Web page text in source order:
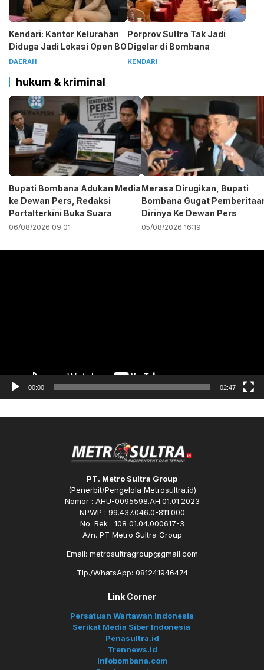
Kendari: Kantor Kelurahan
Diduga Jadi Lokasi Open BO
DAERAH
Porprov Sultra Tak Jadi
Digelar di Bombana
KENDARI
hukum & kriminal
Bupati Bombana Adukan Media
ke Dewan Pers, Redaksi
Portalterkini Buka Suara
06/08/2026 09:01
Merasa Dirugikan, Bupati
Bombana Gugat
Dirinya Ke Dewan Pers
05/08/2026 16:19
00:00 02:47
PT. Metro Sultra Group
(Penerbit/Pengelola Metrosultra.id)
Nomor : AHU-0095598.AH.01.01.2023
NPWP : 99.437.046.0-811.000
No. Rek : 108 01.04.000617-3
A/n. PT Metro Sultra Group
Email: metrosultragroup@gmail.com
Tlp./WhatsApp: 081241946474
Link Corner
Persatuan Wartawan Indonesia
Serikat Media Siber Indonesia
Penasultra.id
Trennews.id
Infobombana.com